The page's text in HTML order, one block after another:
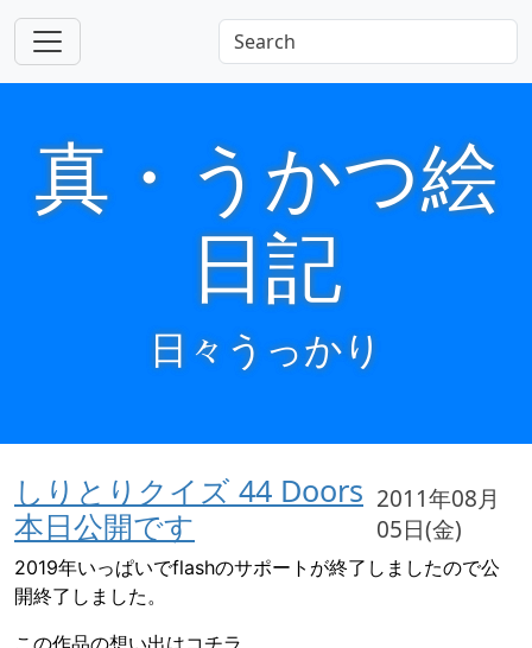
真・うかつ絵
日記
日々うっかり
しりとりクイズ 44 Doors
本日公開です
2011年08月
05日(金)
2019年いっぱいでflashのサポートが終了しましたので公
開終了しました。
この作品の想い出はコチラ